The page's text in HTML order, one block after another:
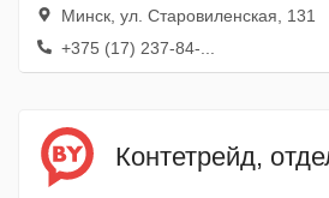
Минск, ул. Старовиленская, 131
+375 (17) 237-84-...
Контетрейд,